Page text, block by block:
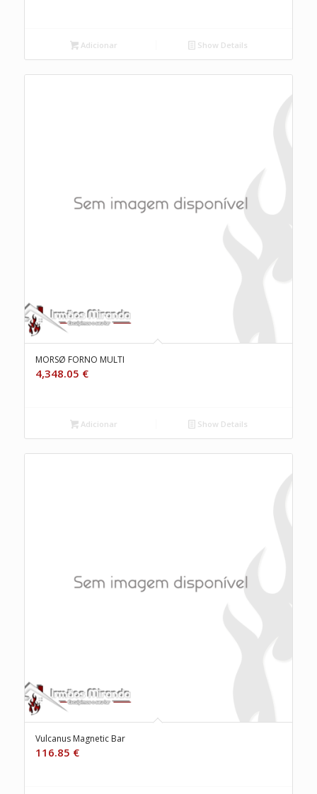
Adicionar Show Details
MORSØ FORNO MULTI
4,348.05 €
Adicionar Show Details
Vulcanus Magnetic Bar
116.85 €